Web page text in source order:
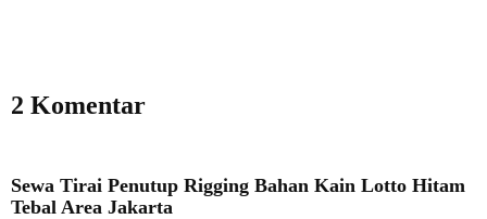
2 Komentar
Sewa Tirai Penutup Rigging Bahan Kain Lotto Hitam
Tebal Area Jakarta